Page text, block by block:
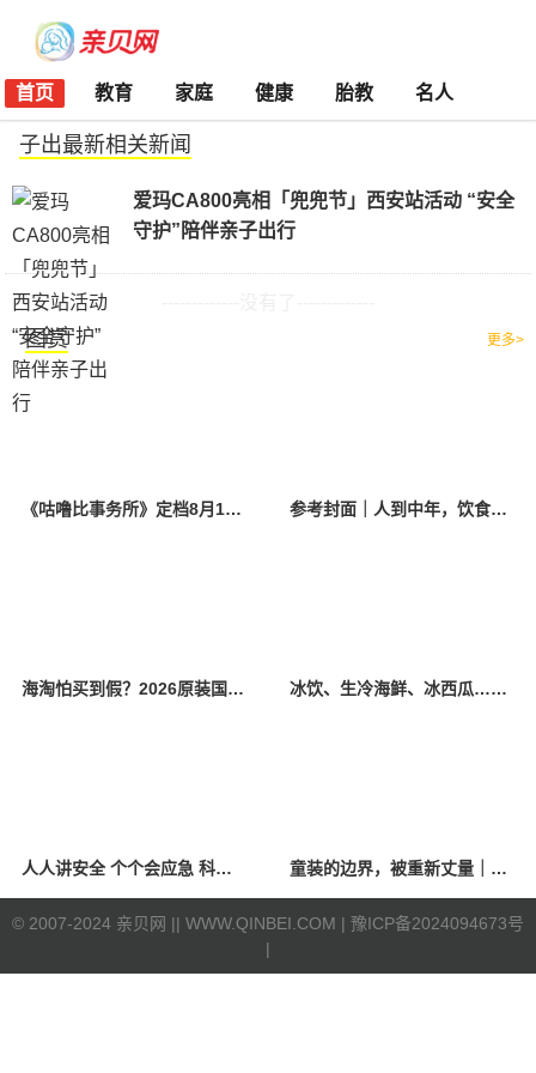
首页 教育 家庭 健康 胎教 名人
子出最新相关新闻
爱玛CA800亮相「兜兜节」西安站活动 “安全
守护”陪伴亲子出行
图赏 更多>
《咕噜比事务所》定档8月10日 聚焦儿童情绪教育助力健康成长 参考封面｜人到中年，饮食该如何调整？
海淘怕买到假？2026原装国产羊奶粉靠谱的正规品牌有哪些？ 冰饮、生冷海鲜、冰西瓜……泉州人夏季“标配”饮食极易引发胃肠炎
人人讲安全 个个会应急 科学应对防震避险 童装的边界，被重新丈量｜2026中国国际时装周·童话小镇圆满收官
© 2007-2024 亲贝网 || WWW.QINBEI.COM | 豫ICP备2024094673号
|